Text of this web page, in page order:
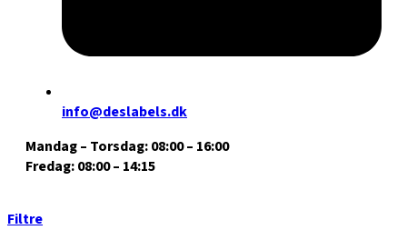
info@deslabels.dk
Mandag – Torsdag: 08:00 – 16:00
Fredag: 08:00 – 14:15
Filtre